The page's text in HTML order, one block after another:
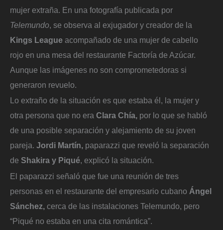
mujer extraña. En una fotografía publicada por
Telemundo, se observa al exjugador y creador de la
Kings League acompañado de una mujer de cabello
rojo en una mesa del restaurante Factoría de Azúcar.
Aunque las imágenes no son comprometedoras si
generaron revuelo.
Lo extraño de la situación es que estaba él, la mujer y
otra persona que no era Clara Chía, por lo que se habló
de una posible separación y alejamiento de su joven
pareja. Jordi Martín, paparazzi que reveló la separación
de Shakira y Piqué, explicó la situación.
El paparazzi señaló que fue una reunión de tres
personas en el restaurante del empresario cubano Ángel
Sánchez, cerca de las instalaciones Telemundo, pero
“Piqué no estaba en una cita romántica”.